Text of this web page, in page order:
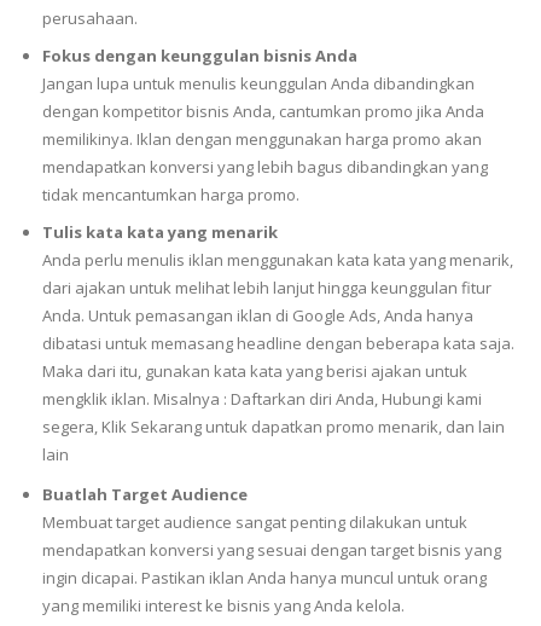
perusahaan.
Fokus dengan keunggulan bisnis Anda
Jangan lupa untuk menulis keunggulan Anda dibandingkan
dengan kompetitor bisnis Anda, cantumkan promo jika Anda
memilikinya. Iklan dengan menggunakan harga promo akan
mendapatkan konversi yang lebih bagus dibandingkan yang
tidak mencantumkan harga promo.
Tulis kata kata yang menarik
Anda perlu menulis iklan menggunakan kata kata yang menarik,
dari ajakan untuk melihat lebih lanjut hingga keunggulan fitur
Anda. Untuk pemasangan iklan di Google Ads, Anda hanya
dibatasi untuk memasang headline dengan beberapa kata saja.
Maka dari itu, gunakan kata kata yang berisi ajakan untuk
mengklik iklan. Misalnya : Daftarkan diri Anda, Hubungi kami
segera, Klik Sekarang untuk dapatkan promo menarik, dan lain
lain
Buatlah Target Audience
Membuat target audience sangat penting dilakukan untuk
mendapatkan konversi yang sesuai dengan target bisnis yang
ingin dicapai. Pastikan iklan Anda hanya muncul untuk orang
yang memiliki interest ke bisnis yang Anda kelola.